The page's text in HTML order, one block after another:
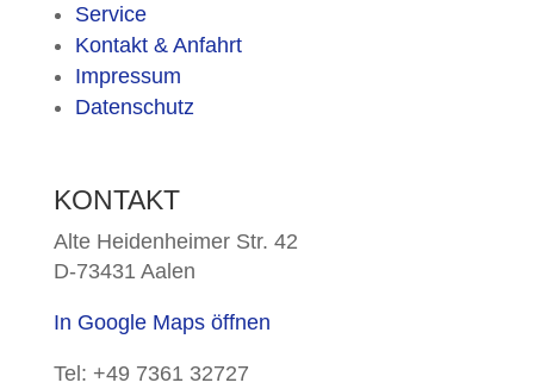
Service
Kontakt & Anfahrt
Impressum
Datenschutz
KONTAKT
Alte Heidenheimer Str. 42
D-73431 Aalen
In Google Maps öffnen
Tel: +49 7361 32727